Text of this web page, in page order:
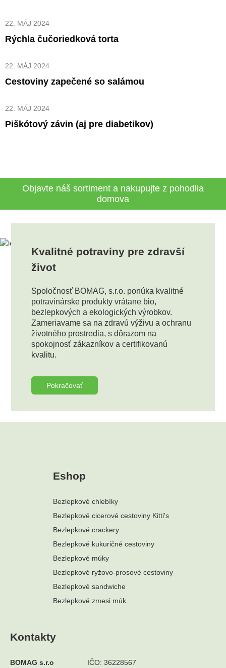
22. MÁJ 2024
Rýchla čučoriedková torta
22. MÁJ 2024
Cestoviny zapečené so salámou
22. MÁJ 2024
Piškótový závin (aj pre diabetikov)
Objavte náš sortiment a nakupujte z pohodlia
domova
Kvalitné potraviny pre zdravší
život
Spoločnosť BOMAG, s.r.o. ponúka kvalitné
potravinárske produkty vrátane bio,
bezlepkových a ekologických výrobkov.
Zameriavame sa na zdravú výživu a ochranu
životného prostredia, s dôrazom na
spokojnosť zákazníkov a certifikovanú
kvalitu.
Pokračovať
Eshop
Bezlepkové chlebíky
Bezlepkové cicerové cestoviny Kitti's
Bezlepkové crackery
Bezlepkové kukuričné cestoviny
Bezlepkové múky
Bezlepkové ryžovo-prosové cestoviny
Bezlepkové sandwiche
Bezlepkové zmesi múk
Kontakty
BOMAG s.r.o IČO: 36228567